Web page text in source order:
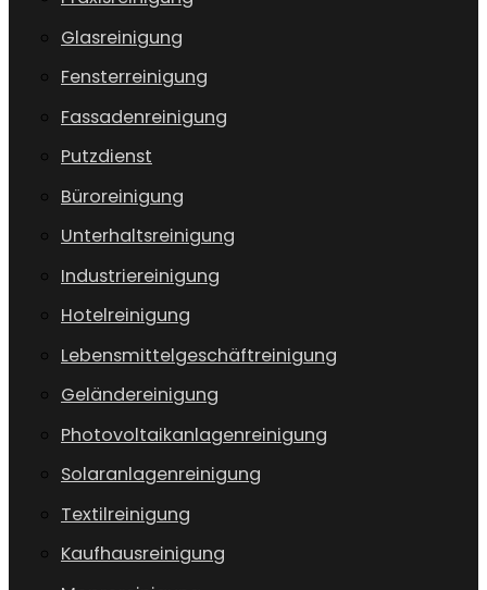
Glasreinigung
Fensterreinigung
Fassadenreinigung
Putzdienst
Büroreinigung
Unterhaltsreinigung
Industriereinigung
Hotelreinigung
Lebensmittelgeschäftreinigung
Geländereinigung
Photovoltaikanlagenreinigung
Solaranlagenreinigung
Textilreinigung
Kaufhausreinigung